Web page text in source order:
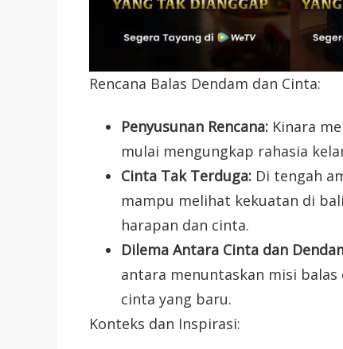
Rencana Balas Dendam dan Cinta:
Penyusunan Rencana: Kinara
mulai mengungkap rahasia
Cinta Tak Terduga: Di tengah
mampu melihat kekuatan di
harapan dan cinta.
Dilema Antara Cinta dan
antara menuntaskan misi
cinta yang baru.
Konteks dan Inspirasi: